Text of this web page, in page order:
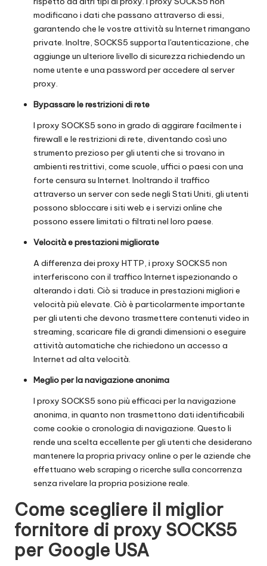
modificano i dati che passano attraverso di essi,
garantendo che le vostre attività su Internet rimangano
private. Inoltre, SOCKS5 supporta l'autenticazione, che
aggiunge un ulteriore livello di sicurezza richiedendo un
nome utente e una password per accedere al server
proxy.
Bypassare le restrizioni di rete
I proxy SOCKS5 sono in grado di aggirare facilmente i
firewall e le restrizioni di rete, diventando così uno
strumento prezioso per gli utenti che si trovano in
ambienti restrittivi, come scuole, uffici o paesi con una
forte censura su Internet. Inoltrando il traffico
attraverso un server con sede negli Stati Uniti, gli utenti
possono sbloccare i siti web e i servizi online che
possono essere limitati o filtrati nel loro paese.
Velocità e prestazioni migliorate
A differenza dei proxy HTTP, i proxy SOCKS5 non
interferiscono con il traffico Internet ispezionando o
alterando i dati. Ciò si traduce in prestazioni migliori e
velocità più elevate. Ciò è particolarmente importante
per gli utenti che devono trasmettere contenuti video in
streaming, scaricare file di grandi dimensioni o eseguire
attività automatiche che richiedono un accesso a
Internet ad alta velocità.
Meglio per la navigazione anonima
I proxy SOCKS5 sono più efficaci per la navigazione
anonima, in quanto non trasmettono dati identificabili
come cookie o cronologia di navigazione. Questo li
rende una scelta eccellente per gli utenti che desiderano
mantenere la propria privacy online o per le aziende che
effettuano web scraping o ricerche sulla concorrenza
senza rivelare la propria posizione reale.
Come scegliere il miglior
fornitore di proxy SOCKS5
per Google USA